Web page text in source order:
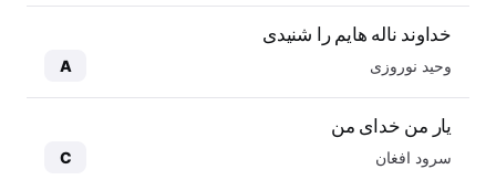
خداوند ناله هایم را شنیدی
وحید نوروزی A
یار من خدای من
سرود افغان C